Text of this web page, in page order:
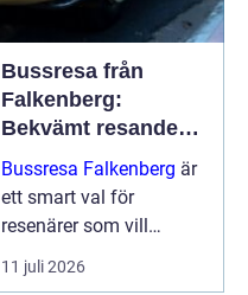
Bussresa från
Falkenberg:
Bekvämt resande
och upplevelser
längs vägen
Bussresa Falkenberg är
ett smart val för
resenärer som vill
kombinera enkel logistik,
prisvärda lösningar och
11 juli 2026